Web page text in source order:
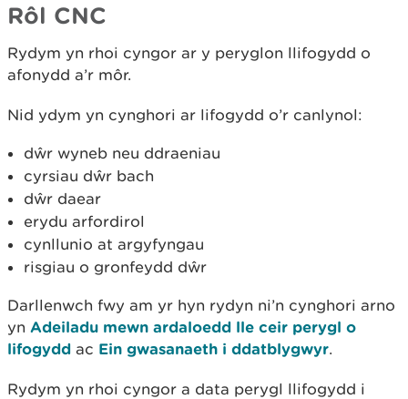
Rôl CNC
Rydym yn rhoi cyngor ar y peryglon llifogydd o
afonydd a’r môr.
Nid ydym yn cynghori ar lifogydd o’r canlynol:
dŵr wyneb neu ddraeniau
cyrsiau dŵr bach
dŵr daear
erydu arfordirol
cynllunio at argyfyngau
risgiau o gronfeydd dŵr
Darllenwch fwy am yr hyn rydyn ni’n cynghori arno
yn Adeiladu mewn ardaloedd lle ceir perygl o
lifogydd ac Ein gwasanaeth i ddatblygwyr.
Rydym yn rhoi cyngor a data perygl llifogydd i